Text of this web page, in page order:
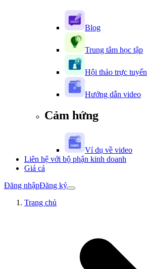
Blog
Trung tâm học tập
Hội thảo trực tuyến
Hướng dẫn video
Cảm hứng
Ví dụ về video
Liên hệ với bộ phận kinh doanh
Giá cả
Đăng nhậpĐăng ký
Trang chủ